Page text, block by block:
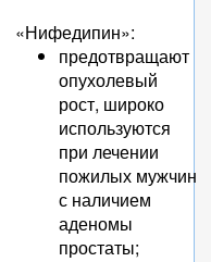
«Нифедипин»:
предотвращают
опухолевый
рост, широко
используются
при лечении
пожилых мужчин
с наличием
аденомы
простаты;